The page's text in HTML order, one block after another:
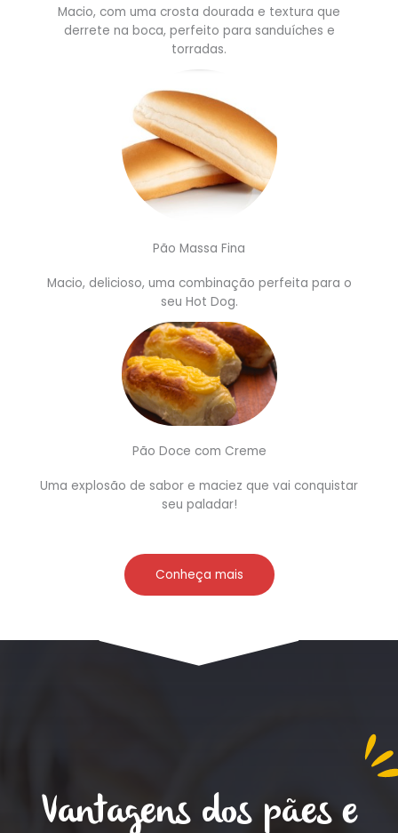
Macio, com uma crosta dourada e textura que
derrete na boca, perfeito para sanduíches e
torradas.
Pão Massa Fina
Macio, delicioso, uma combinação perfeita para o
seu Hot Dog.
Pão Doce com Creme
Uma explosão de sabor e maciez que vai conquistar
seu paladar!
Conheça mais
Vantagens dos pães e